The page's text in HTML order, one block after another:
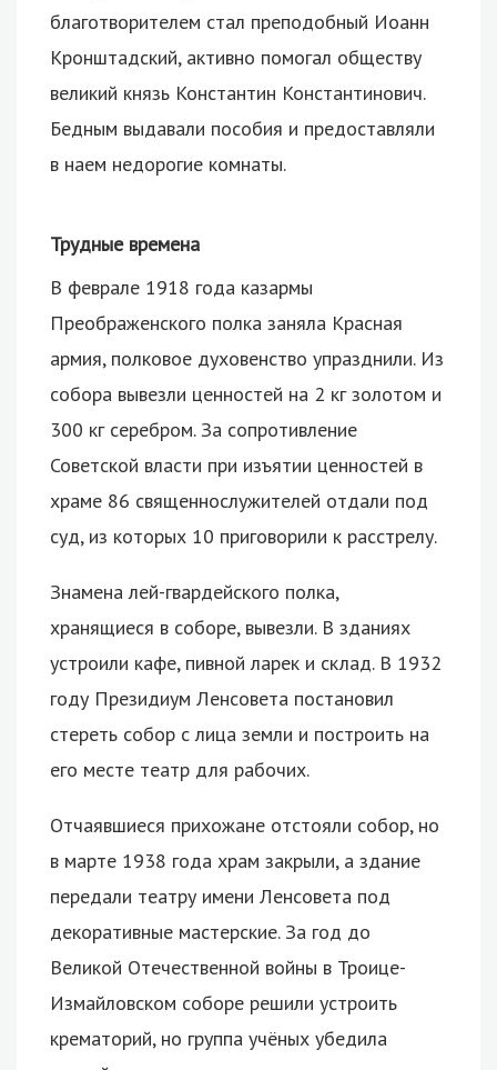
благотворителем стал преподобный Иоанн
Кронштадский, активно помогал обществу
великий князь Константин Константинович.
Бедным выдавали пособия и предоставляли
в наем недорогие комнаты.
Трудные времена
В феврале 1918 года казармы
Преображенского полка заняла Красная
армия, полковое духовенство упразднили. Из
собора вывезли ценностей на 2 кг золотом и
300 кг серебром. За сопротивление
Советской власти при изъятии ценностей в
храме 86 священнослужителей отдали под
суд, из которых 10 приговорили к расстрелу.
Знамена лей-гвардейского полка,
хранящиеся в соборе, вывезли. В зданиях
устроили кафе, пивной ларек и склад. В 1932
году Президиум Ленсовета постановил
стереть собор с лица земли и построить на
его месте театр для рабочих.
Отчаявшиеся прихожане отстояли собор, но
в марте 1938 года храм закрыли, а здание
передали театру имени Ленсовета под
декоративные мастерские. За год до
Великой Отечественной войны в Троице-
Измайловском соборе решили устроить
крематорий, но группа учёных убедила